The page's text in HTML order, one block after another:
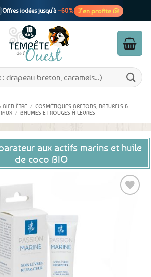
Offres iodées jusqu’à –60% J’en profite 🐚
offertdès 39€ d’achats
point relais dès 3,95€ seulement
BIEN-ÊTRE / COSMÉTIQUES BRETONS, NATURELS &
/ BAUMES ET ROUGES À LÈVRES
aux actifs marins et huile
de coco BIO